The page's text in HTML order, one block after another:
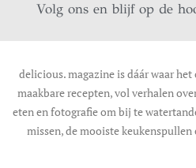
Volg ons en blijf op de
delicious. magazine is dáár waar
maakbare recepten, vol verhalen
eten en fotografie om bij te
missen, de mooiste